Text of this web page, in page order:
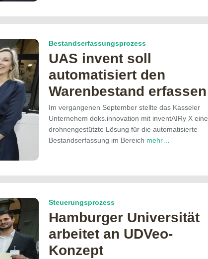
Bestandserfassungsprozess
UAS invent soll
automatisiert den
Warenbestand erfassen
Im vergangenen September stellte das Kasseler
Unternehem doks.innovation mit inventAIRy X eine
drohnengestützte Lösung für die automatisierte
Bestandserfassung im Bereich mehr…
Steuerungsprozess
Hamburger Universität
arbeitet an UDVeo-
Konzept